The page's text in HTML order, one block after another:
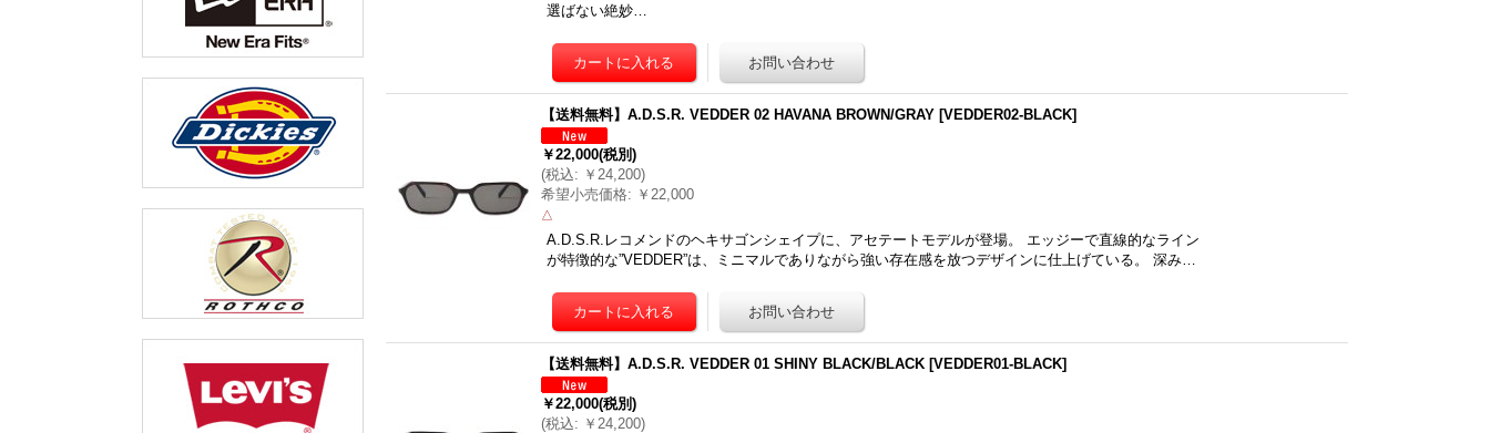
選ばない絶妙…
【送料無料】A.D.S.R. VEDDER 02 HAVANA BROWN/GRAY [VEDDER02-BLACK]
￥22,000(税別)
(税込: ￥24,200)
希望小売価格: ￥22,000
△
A.D.S.R.レコメンドのヘキサゴンシェイプに、アセテートモデルが登場。 エッジーで直線的なライン
が特徴的な”VEDDER”は、ミニマルでありながら強い存在感を放つデザインに仕上げている。 深み…
【送料無料】A.D.S.R. VEDDER 01 SHINY BLACK/BLACK [VEDDER01-BLACK]
￥22,000(税別)
(税込: ￥24,200)